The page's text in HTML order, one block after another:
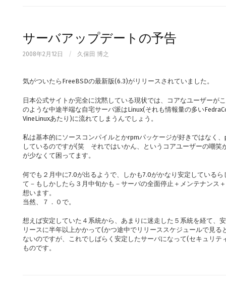
サーバアップデートの予告
2008年2月12日 / 久保田 博之
気がついたらFreeBSDの最新版(6.3)がリリースされていました。
日本公式サイトか完全に沈黙している現状では、コアなユーザーが
のような中途半端な自宅サーバ派はLinux(それも情報量の多い
VineLinuxあたり)に流れてしまうんでしょう。
私は基本的にソースコンパイルとかrpmパッケージが好きではなく
しているのですが(笑 それではいかん、というコアユーザーの嘲笑
が少なくて困ってます。
何でも２月中に7.0が出るようで、しかも7.0がかなり安定している
て－もしかしたら３月中旬かも－サーバの全面停止＋メンテナンス
想います。
当然、７．０で。
想えば安定していた４系統から、あまりに迷走した５系統を経て、
リースに半年以上かかって(かつ途中でリリーススケジュールで見
ないのですが、これでしばらく安定したサーバになって(セキュリ
ものです。